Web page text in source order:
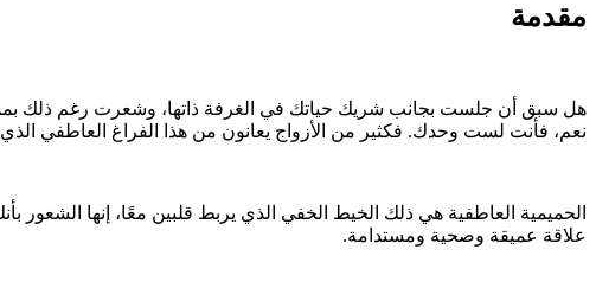
مقدمة
هل سبق أن جلست بجانب شريك حياتك في الغرفة ذاتها، وشعرت رغم ذلك
نعم، فأنت لست وحدك. فكثير من الأزواج يعانون من هذا الفراغ العاطفي
الحميمية العاطفية هي ذلك الخيط الخفي الذي يربط قلبين معًا، إنها
علاقة عميقة وصحية ومستدامة.